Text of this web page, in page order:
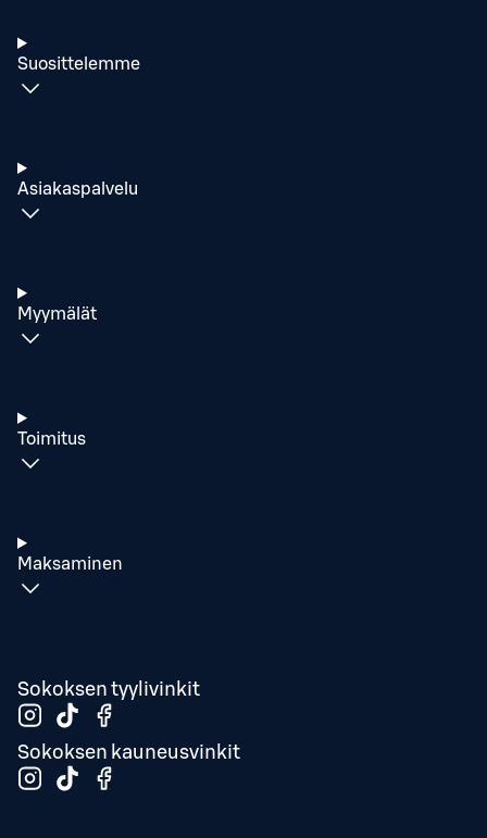
Suosittelemme
Asiakaspalvelu
Myymälät
Toimitus
Maksaminen
Sokoksen tyylivinkit
Sokoksen kauneusvinkit